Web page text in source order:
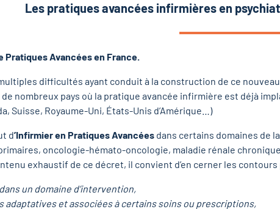
Les pratiques avancées infirmières en
Pratiques Avancées en France.
difficultés ayant conduit à la construction de ce
nombreux pays où la pratique avancée infirmière est déjà
Suisse, Royaume-Uni, États-Unis d’Amérique…)
d’Infirmier en Pratiques Avancées dans certains domaines de
oncologie-hémato-oncologie, maladie rénale
exhaustif de ce décret, il convient d’en cerner les contours
un domaine d’intervention,
adaptatives et associées à certains soins ou prescriptions,